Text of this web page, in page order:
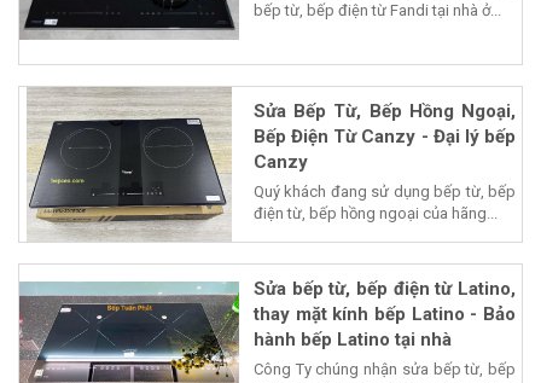
bếp từ, bếp điện từ Fandi tại nhà ở...
Sửa Bếp Từ, Bếp Hồng Ngoại,
Bếp Điện Từ Canzy - Đại lý bếp
Canzy
Quý khách đang sử dụng bếp từ, bếp
điện từ, bếp hồng ngoại của hãng...
Sửa bếp từ, bếp điện từ Latino,
thay mặt kính bếp Latino - Bảo
hành bếp Latino tại nhà
Công Ty chúng nhận sửa bếp từ, bếp